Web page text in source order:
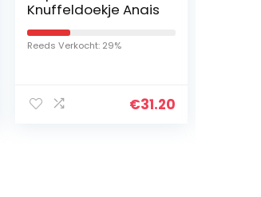
Knuffeldoekje Anais
Reeds Verkocht: 29%
€31.20